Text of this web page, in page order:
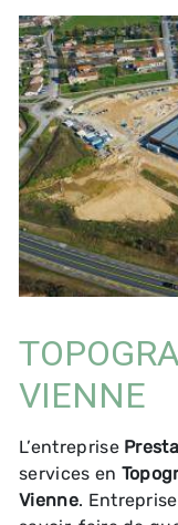
VIENNE
L’entreprise
services en
Vienne.